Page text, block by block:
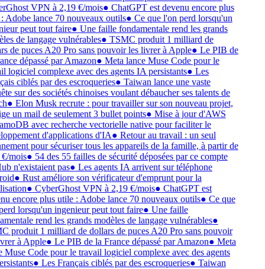
VPN à 2,19 €/mois●ChatGPT est devenu encore plus
Adobe lance 70 nouveaux outils●Ce que l'on perd lorsqu'un
peut tout faire●Une faille fondamentale rend les grands
de langage vulnérables●TSMC produit 1 milliard de
de puces A20 Pro sans pouvoir les livrer à Apple●Le PIB de
dépassé par Amazon●Meta lance Muse Code pour le
logiciel complexe avec des agents IA persistants●Les
ciblés par des escroqueries●Taiwan lance une vaste
sur des sociétés chinoises voulant débaucher ses talents de
●Elon Musk recrute : pour travailler sur son nouveau projet,
un mail de seulement 3 bullet points●Mise à jour d'AWS
avec recherche vectorielle native pour faciliter le
d'applications d'IA●Retour au travail : un seul
pour sécuriser tous les appareils de la famille, à partir de
mois●54 des 55 failles de sécurité déposées par ce compte
n'existaient pas●Les agents IA arrivent sur téléphone
●Rust améliore son vérificateur d'emprunt pour la
●CyberGhost VPN à 2,19 €/mois●ChatGPT est
encore plus utile : Adobe lance 70 nouveaux outils●Ce que
lorsqu'un ingenieur peut tout faire●Une faille
rend les grands modèles de langage vulnérables●
produit 1 milliard de dollars de puces A20 Pro sans pouvoir
à Apple●Le PIB de la France dépassé par Amazon●Meta
Muse Code pour le travail logiciel complexe avec des agents
●Les Français ciblés par des escroqueries●Taiwan